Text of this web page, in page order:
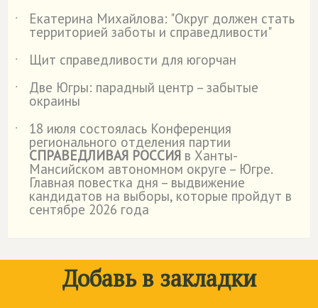
˙
Екатерина Михайлова: "Округ должен стать
территорией заботы и справедливости"
˙
Щит справедливости для югорчан
˙
Две Югры: парадный центр – забытые
окраины
˙
18 июля состоялась Конференция
регионального отделения партии
СПРАВЕДЛИВАЯ РОССИЯ в Ханты-
Мансийском автономном округе – Югре.
Главная повестка дня – выдвижение
кандидатов на выборы, которые пройдут в
сентябре 2026 года
Добавь в закладки